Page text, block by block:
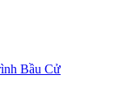
Bầu Cử